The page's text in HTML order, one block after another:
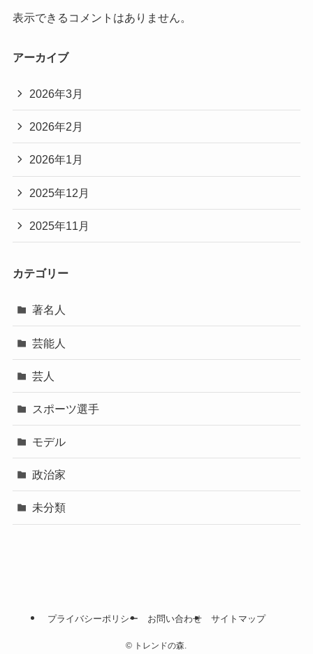
表示できるコメントはありません。
アーカイブ
2026年3月
2026年2月
2026年1月
2025年12月
2025年11月
カテゴリー
著名人
芸能人
芸人
スポーツ選手
モデル
政治家
未分類
プライバシーポリシー お問い合わせ サイトマップ
© トレンドの森.